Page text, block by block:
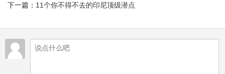
下一篇： 11个你不得不去的印尼顶级潜点